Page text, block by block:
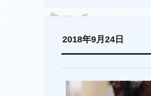
2018年9月24日